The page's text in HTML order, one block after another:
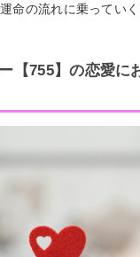
命の流れに乗ってい
【755】の恋愛に